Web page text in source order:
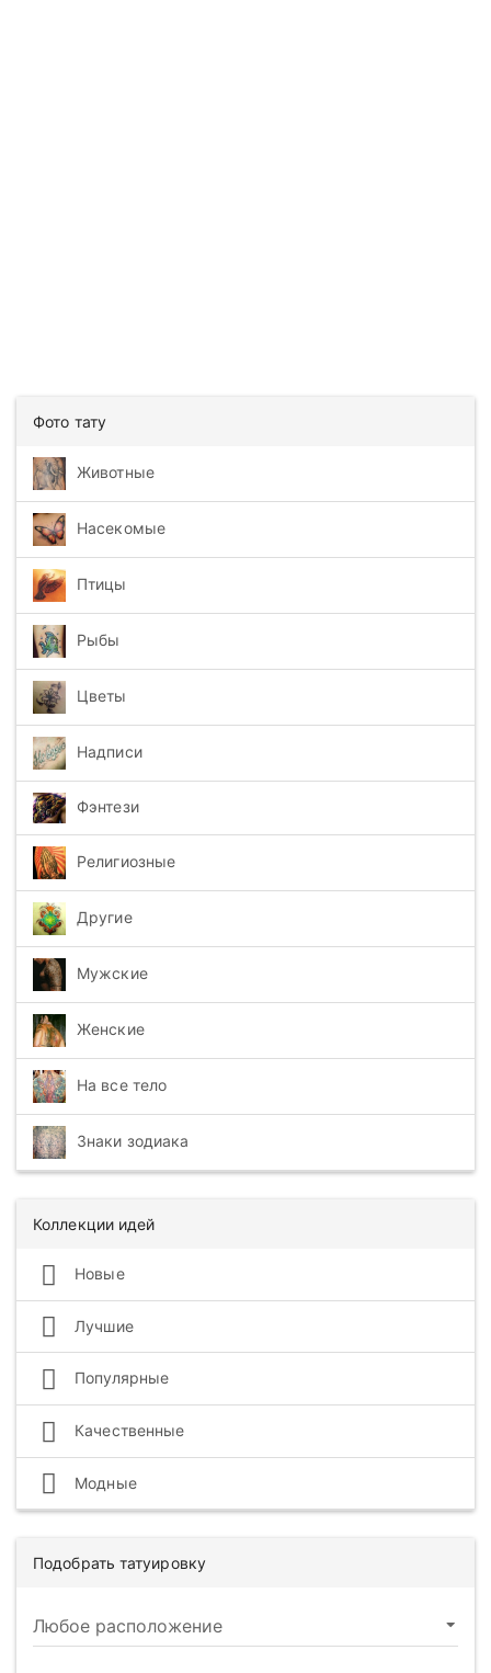
Фото тату
Животные
Насекомые
Птицы
Рыбы
Цветы
Надписи
Фэнтези
Религиозные
Другие
Мужские
Женские
На все тело
Знаки зодиака
Коллекции идей
Новые
Лучшие
Популярные
Качественные
Модные
Подобрать татуировку